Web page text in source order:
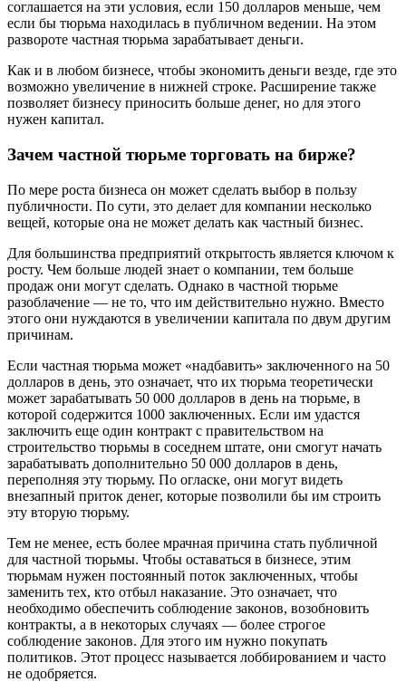
соглашается на эти условия, если 150 долларов меньше, чем
если бы тюрьма находилась в публичном ведении. На этом
развороте частная тюрьма зарабатывает деньги.
Как и в любом бизнесе, чтобы экономить деньги везде, где это
возможно увеличение в нижней строке. Расширение также
позволяет бизнесу приносить больше денег, но для этого
нужен капитал.
Зачем частной тюрьме торговать на бирже?
По мере роста бизнеса он может сделать выбор в пользу
публичности. По сути, это делает для компании несколько
вещей, которые она не может делать как частный бизнес.
Для большинства предприятий открытость является ключом к
росту. Чем больше людей знает о компании, тем больше
продаж они могут сделать. Однако в частной тюрьме
разоблачение — не то, что им действительно нужно. Вместо
этого они нуждаются в увеличении капитала по двум другим
причинам.
Если частная тюрьма может «надбавить» заключенного на 50
долларов в день, это означает, что их тюрьма теоретически
может зарабатывать 50 000 долларов в день на тюрьме, в
которой содержится 1000 заключенных. Если им удастся
заключить еще один контракт с правительством на
строительство тюрьмы в соседнем штате, они смогут начать
зарабатывать дополнительно 50 000 долларов в день,
переполняя эту тюрьму. По огласке, они могут видеть
внезапный приток денег, которые позволили бы им строить
эту вторую тюрьму.
Тем не менее, есть более мрачная причина стать публичной
для частной тюрьмы. Чтобы оставаться в бизнесе, этим
тюрьмам нужен постоянный поток заключенных, чтобы
заменить тех, кто отбыл наказание. Это означает, что
необходимо обеспечить соблюдение законов, возобновить
контракты, а в некоторых случаях — более строгое
соблюдение законов. Для этого им нужно покупать
политиков. Этот процесс называется лоббированием и часто
не одобряется.